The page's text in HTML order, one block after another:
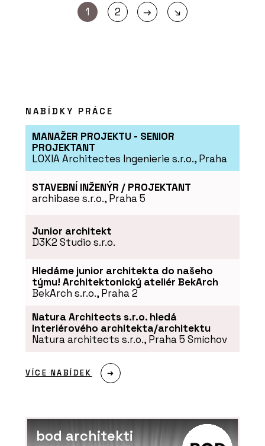
1 2 → ↘
NABÍDKY PRÁCE
MANAŽER PROJEKTU - SENIOR
PROJEKTANT
LOXIA Architectes Ingenierie s.r.o., Praha
STAVEBNÍ INŽENÝR / PROJEKTANT
archibase s.r.o., Praha 5
Junior architekt
D3K2 Studio s.r.o.
Hledáme junior architekta do našeho
týmu! Architektonický ateliér BekArch
BekArch s.r.o., Praha 2
Natura Architects s.r.o. hledá
interiérového architekta/architektu
Natura architects s.r.o., Praha 5 Smíchov
VÍCE NABÍDEK
bod architekti